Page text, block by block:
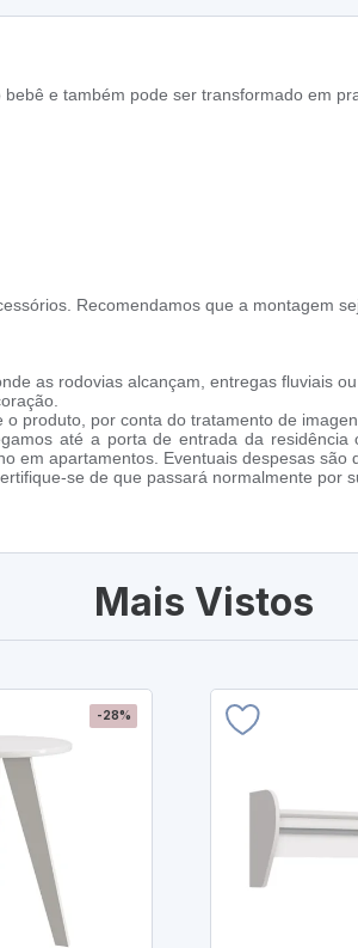
e também pode ser transformado em
Recomendamos que a montagem
as rodovias alcançam, entregas fluviais
produto, por conta do tratamento de
até a porta de entrada da
em apartamentos. Eventuais despesas são
se de que passará normalmente por
Mais Vistos
-28%